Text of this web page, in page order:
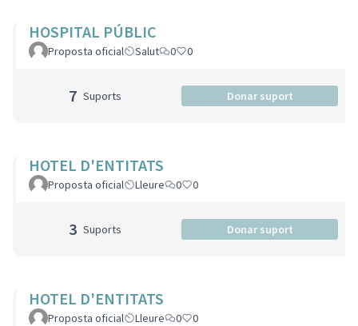
HOSPITAL PÚBLIC
Proposta oficial Salut 0 0
7 Suports Donar suport
HOTEL D'ENTITATS
Proposta oficial Lleure 0 0
3 Suports Donar suport
HOTEL D'ENTITATS
Proposta oficial Lleure 0 0